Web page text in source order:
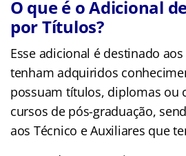
O que é o Adicional
por Títulos?
Esse adicional é destinado
tenham adquiridos
possuam títulos, diplomas ou
cursos de pós-graduação,
aos Técnico e Auxiliares que